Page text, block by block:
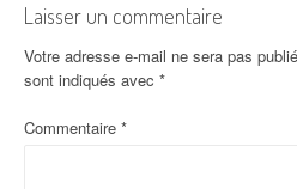
Laisser un commentaire
Votre adresse e-mail ne sera pas
sont indiqués avec *
Commentaire *